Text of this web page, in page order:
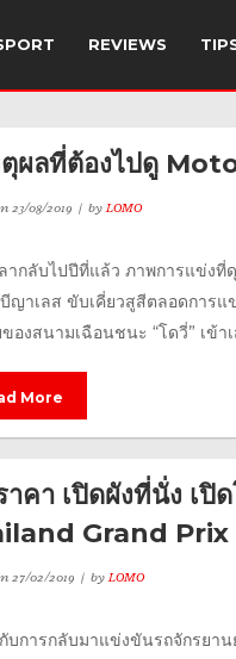
REVIEWS
ผลที่ต้องไปดู
23/08/2019 byLOMO
ากลับไปปีที่แล้ว ภาพการแข่งที่
ญาเลส ขับเคี่ยวสูสีตลอดการแ
องสนามเฉือนชนะ “โดวี่” เข้า
More
าคา เปิดผังที่นั่ง เ
Grand Prix
27/02/2019 byLOMO
บการกลับมาแข่งขันรถจักรยา